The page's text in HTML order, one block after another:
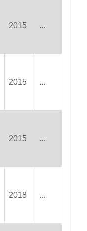
2015 ...
2015 ...
2015 ...
2018 ...